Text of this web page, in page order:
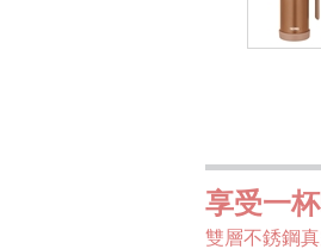
享受一
雙層不銹鋼